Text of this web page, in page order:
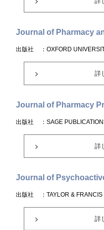
Journal of Pharmacy
出版社 ：OXFORD
詳
Journal of Pharmacy
出版社 ：SAGE
詳
Journal of
出版社 ：TAYLOR &
詳